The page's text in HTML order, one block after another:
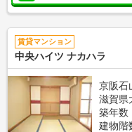
賃貸マンション
中央ハイツ ナカハラ
京阪石
滋賀県
築年数
建物階